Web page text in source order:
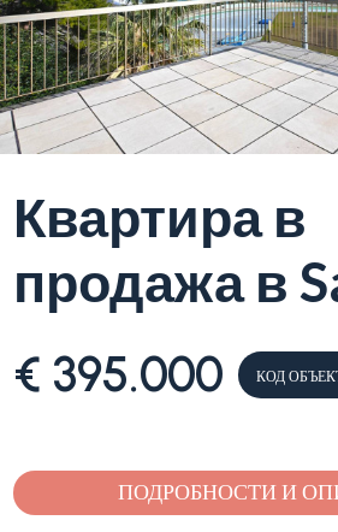
Квартира в
продажа в
€ 395.000 КОД
ПОДРОБНОСТИ И
О
нас
Наши
услуги
Лигурия
Продажа
Избранное
(0)
Город
квартиры
(Вилла,
квартира)
-
Любая